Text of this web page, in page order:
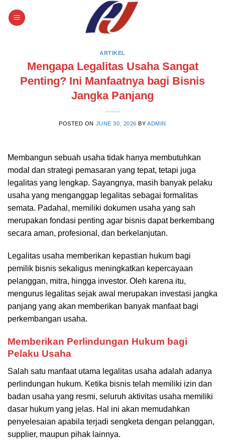
ARTIKEL
Mengapa Legalitas Usaha Sangat
Penting? Ini Manfaatnya bagi Bisnis
Jangka Panjang
POSTED ON JUNE 30, 2026 BYADMIN
Membangun sebuah usaha tidak hanya membutuhkan
modal dan strategi pemasaran yang tepat, tetapi juga
legalitas yang lengkap. Sayangnya, masih banyak pelaku
usaha yang menganggap legalitas sebagai formalitas
semata. Padahal, memiliki dokumen usaha yang sah
merupakan fondasi penting agar bisnis dapat berkembang
secara aman, profesional, dan berkelanjutan.
Legalitas usaha memberikan kepastian hukum bagi
pemilik bisnis sekaligus meningkatkan kepercayaan
pelanggan, mitra, hingga investor. Oleh karena itu,
mengurus legalitas sejak awal merupakan investasi jangka
panjang yang akan memberikan banyak manfaat bagi
perkembangan usaha.
Memberikan Perlindungan Hukum bagi
Pelaku Usaha
Salah satu manfaat utama legalitas usaha adalah adanya
perlindungan hukum. Ketika bisnis telah memiliki izin dan
badan usaha yang resmi, seluruh aktivitas usaha memiliki
dasar hukum yang jelas. Hal ini akan memudahkan
penyelesaian apabila terjadi sengketa dengan pelanggan,
supplier, maupun pihak lainnya.